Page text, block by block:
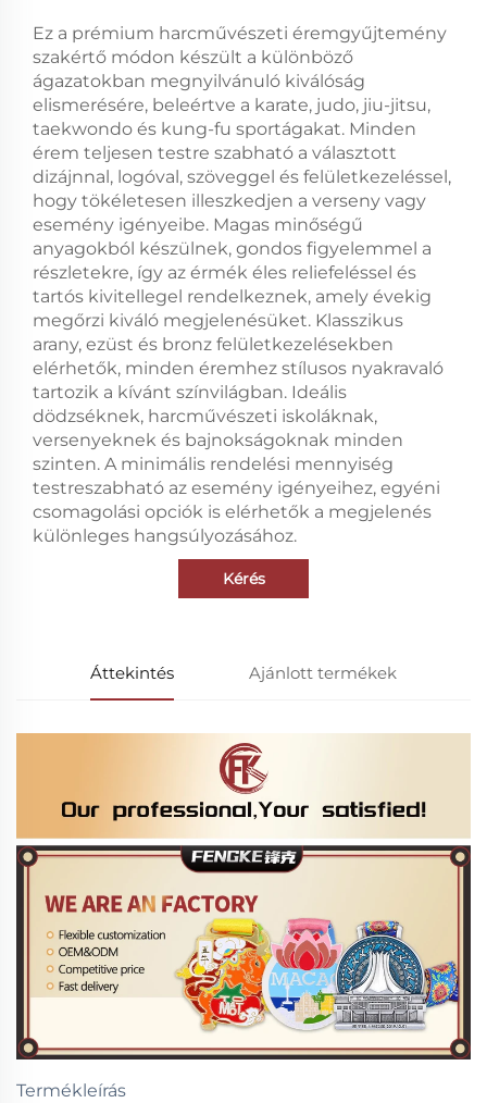
Ez a prémium harcművészeti éremgyűjtemény
szakértő módon készült a különböző
ágazatokban megnyilvánuló kiválóság
elismerésére, beleértve a karate, judo, jiu-jitsu,
taekwondo és kung-fu sportágakat. Minden
érem teljesen testre szabható a választott
dizájnnal, logóval, szöveggel és felületkezeléssel,
hogy tökéletesen illeszkedjen a verseny vagy
esemény igényeibe. Magas minőségű
anyagokból készülnek, gondos figyelemmel a
részletekre, így az érmék éles reliefeléssel és
tartós kivitellegel rendelkeznek, amely évekig
megőrzi kiváló megjelenésüket. Klasszikus
arany, ezüst és bronz felületkezelésekben
elérhetők, minden éremhez stílusos nyakravaló
tartozik a kívánt színvilágban. Ideális
dödzséknek, harcművészeti iskoláknak,
versenyeknek és bajnokságoknak minden
szinten. A minimális rendelési mennyiség
testreszabható az esemény igényeihez, egyéni
csomagolási opciók is elérhetők a megjelenés
különleges hangsúlyozásához.
Kérés
Áttekintés Ajánlott termékek
Termékleírás